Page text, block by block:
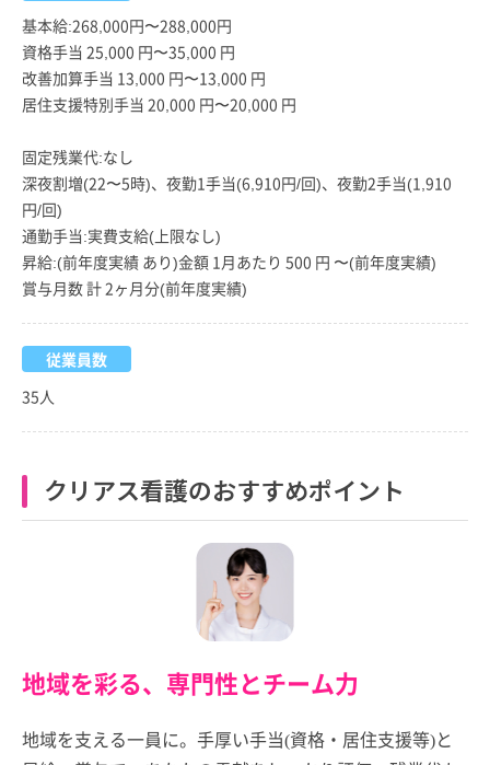
基本給:268,000円〜288,000円
資格手当 25,000 円〜35,000 円
改善加算手当 13,000 円〜13,000 円
居住支援特別手当 20,000 円〜20,000 円
固定残業代:なし
深夜割増(22〜5時)、夜勤1手当(6,910円/回)、夜勤2手当(1,910
円/回)
通勤手当:実費支給(上限なし)
昇給:(前年度実績 あり)金額 1月あたり 500 円 〜(前年度実績)
賞与月数 計 2ヶ月分(前年度実績)
従業員数
35人
クリアス看護のおすすめポイント
地域を彩る、専門性とチーム力
地域を支える一員に。手厚い手当(資格・居住支援等)と